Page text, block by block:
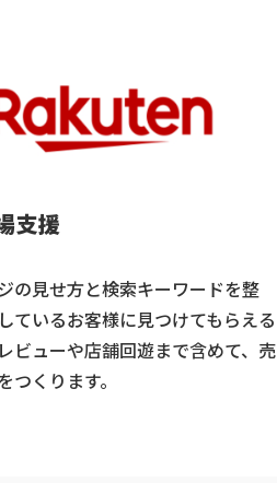
支援
の見せ方と検索キーワードを整
ているお客様に見つけてもらえる
ビューや店舗回遊まで含めて、売
つくります。